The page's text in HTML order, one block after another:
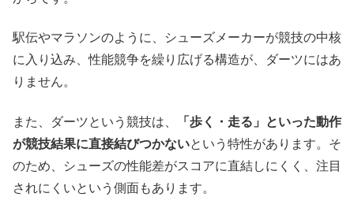
駅伝やマラソンのように、シューズメーカーが競技の中核
に入り込み、性能競争を繰り広げる構造が、ダーツにはあ
りません。
また、ダーツという競技は、
「歩く・走る」といった動作
が競技結果に直接結びつかないという特性があります。そ
のため、シューズの性能差がスコアに直結しにくく、注目
されにくいという側面もあります。